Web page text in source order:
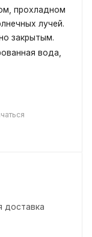
прохладном
лучей.
закрытым.
вода,
доставка